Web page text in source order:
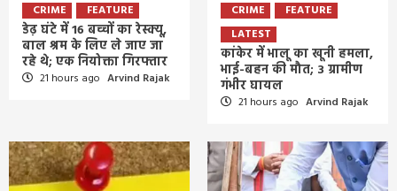
CRIME
FEATURE
डेढ़ घंटे में 16 बच्चों का रेस्क्यू,
बाल श्रम के लिए ले जाए जा
रहे थे; एक नियोक्ता गिरफ्तार
21 hours ago Arvind Rajak
CRIME
FEATURE
LATEST
कांकेर में भालू का खूनी हमला,
भाई-बहन की मौत; 3 ग्रामीण
गंभीर घायल
21 hours ago Arvind Rajak